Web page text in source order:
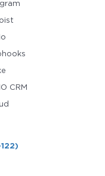
CRM